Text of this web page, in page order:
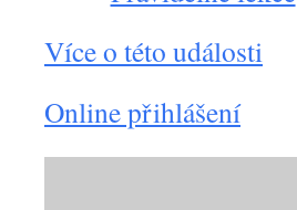
Více o této události
Online přihlášení